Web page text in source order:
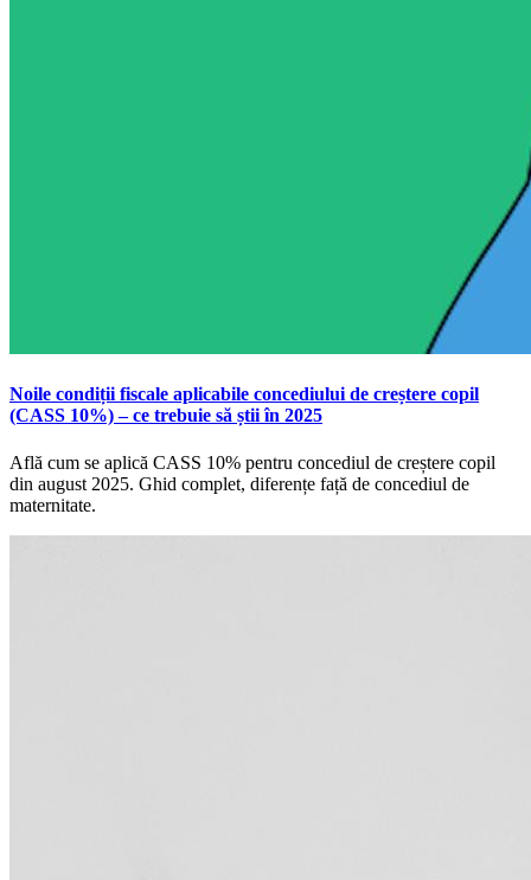
Noile condiții fiscale aplicabile concediului de creștere copil
(CASS 10%) – ce trebuie să știi în 2025
Află cum se aplică CASS 10% pentru concediul de creștere copil
din august 2025. Ghid complet, diferențe față de concediul de
maternitate.